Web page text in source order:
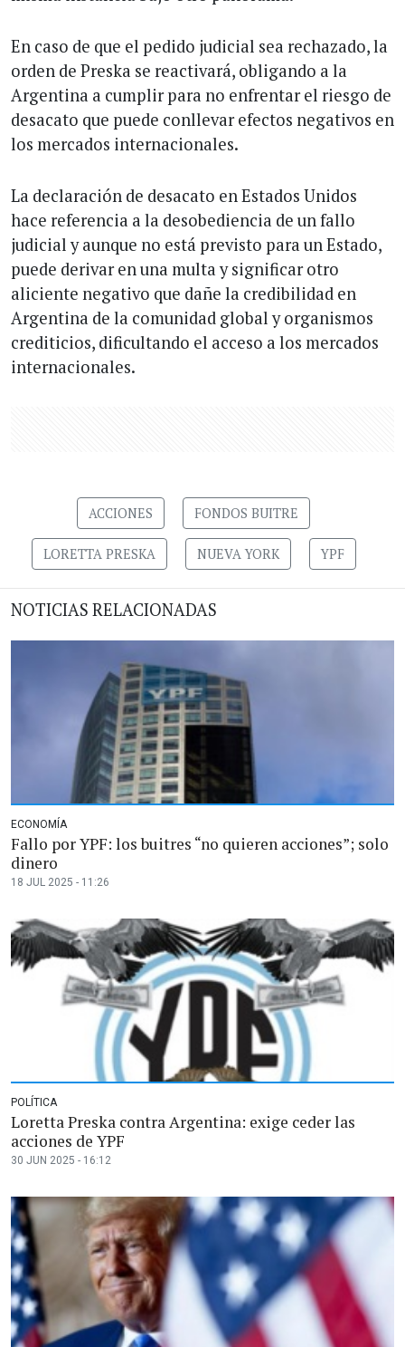
En caso de que el pedido judicial sea rechazado, la
orden de Preska se reactivará, obligando a la
Argentina a cumplir para no enfrentar el riesgo de
desacato que puede conllevar efectos negativos en
los mercados internacionales.
La declaración de desacato en Estados Unidos
hace referencia a la desobediencia de un fallo
judicial y aunque no está previsto para un Estado,
puede derivar en una multa y significar otro
aliciente negativo que dañe la credibilidad en
Argentina de la comunidad global y organismos
crediticios, dificultando el acceso a los mercados
internacionales.
ACCIONES FONDOS BUITRE
LORETTA PRESKA NUEVA YORK YPF
NOTICIAS RELACIONADAS
ECONOMÍA
Fallo por YPF: los buitres “no quieren acciones”; solo
dinero
18 JUL 2025 - 11:26
POLÍTICA
Loretta Preska contra Argentina: exige ceder las
acciones de YPF
30 JUN 2025 - 16:12